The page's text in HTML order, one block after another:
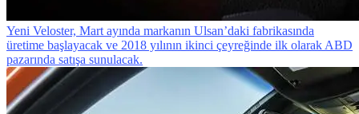
Yeni Veloster, Mart ayında markanın Ulsan’daki fabrikasında
üretime başlayacak ve 2018 yılının ikinci çeyreğinde ilk olarak ABD
pazarında satışa sunulacak.